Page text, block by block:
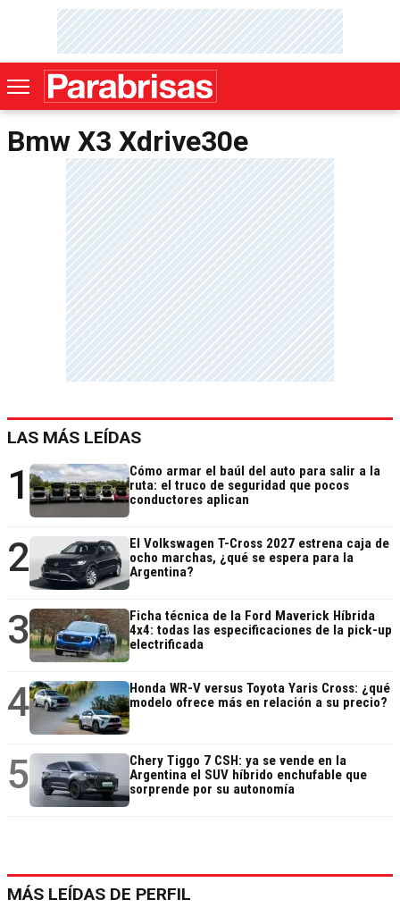
Bmw X3 Xdrive30e
LAS MÁS LEÍDAS
1
Cómo armar el baúl del auto para salir a la
ruta: el truco de seguridad que pocos
conductores aplican
2
El Volkswagen T-Cross 2027 estrena caja de
ocho marchas, ¿qué se espera para la
Argentina?
3
Ficha técnica de la Ford Maverick Híbrida
4x4: todas las especificaciones de la pick-up
electrificada
4
Honda WR-V versus Toyota Yaris Cross: ¿qué
modelo ofrece más en relación a su precio?
5
Chery Tiggo 7 CSH: ya se vende en la
Argentina el SUV híbrido enchufable que
sorprende por su autonomía
MÁS LEÍDAS DE PERFIL